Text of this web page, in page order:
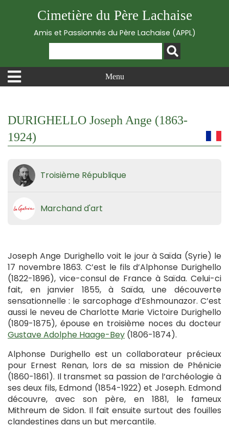
Cimetière du Père Lachaise
Amis et Passionnés du Père Lachaise (APPL)
Menu
DURIGHELLO Joseph Ange (1863-
1924)
Troisième République
Marchand d'art
Joseph Ange Durighello voit le jour à Saïda (Syrie) le
17 novembre 1863. C’est le fils d’Alphonse Durighello
(1822-1896), vice-consul de France à Saïda. Celui-ci
fait, en janvier 1855, à Saïda, une découverte
sensationnelle : le sarcophage d’Eshmounazor. C’est
aussi le neveu de Charlotte Marie Victoire Durighello
(1809-1875), épouse en troisième noces du docteur
Gustave Adolphe Haage-Bey (1806-1874).
Alphonse Durighello est un collaborateur précieux
pour Ernest Renan, lors de sa mission de Phénicie
(1860-1861). Il transmet sa passion de l’archéologie à
ses deux fils, Edmond (1854-1922) et Joseph. Edmond
découvre, avec son père, en 1881, le fameux
Mithreum de Sidon. Il fait ensuite surtout des fouilles
clandestines dans un but mercantile.